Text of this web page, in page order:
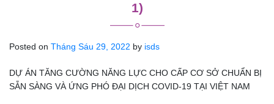
1)
Posted on Tháng Sáu 29, 2022 by isds
DỰ ÁN TĂNG CƯỜNG NĂNG LỰC CHO CẤP CƠ SỞ CHUẨN BỊ
SẴN SÀNG VÀ ỨNG PHÓ ĐẠI DỊCH COVID-19 TẠI VIỆT NAM